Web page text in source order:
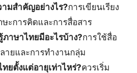
ามสำคัญอย่างไร?การเขียนเรียง
ะการคิดและการสื่อสาร
ภาษาไทยมีอะไรบ้าง?การใช้สื่อ
ายและการทำงานกลุ่ม
ทยตั้งแต่อายุเท่าไหร่?ควรเริ่ม